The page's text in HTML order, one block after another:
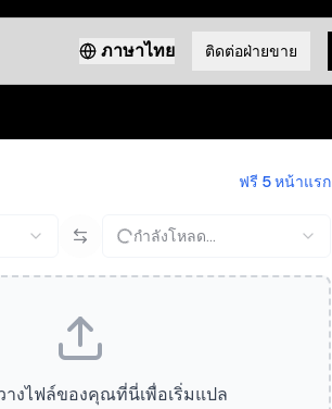
ภาษาไทย ติดต่อฝ่ายขาย
ฟรี 5 หน้าแรก
กำลังโหลด...
างไฟล์ของคุณที่นี่เพื่อเริ่มแปล